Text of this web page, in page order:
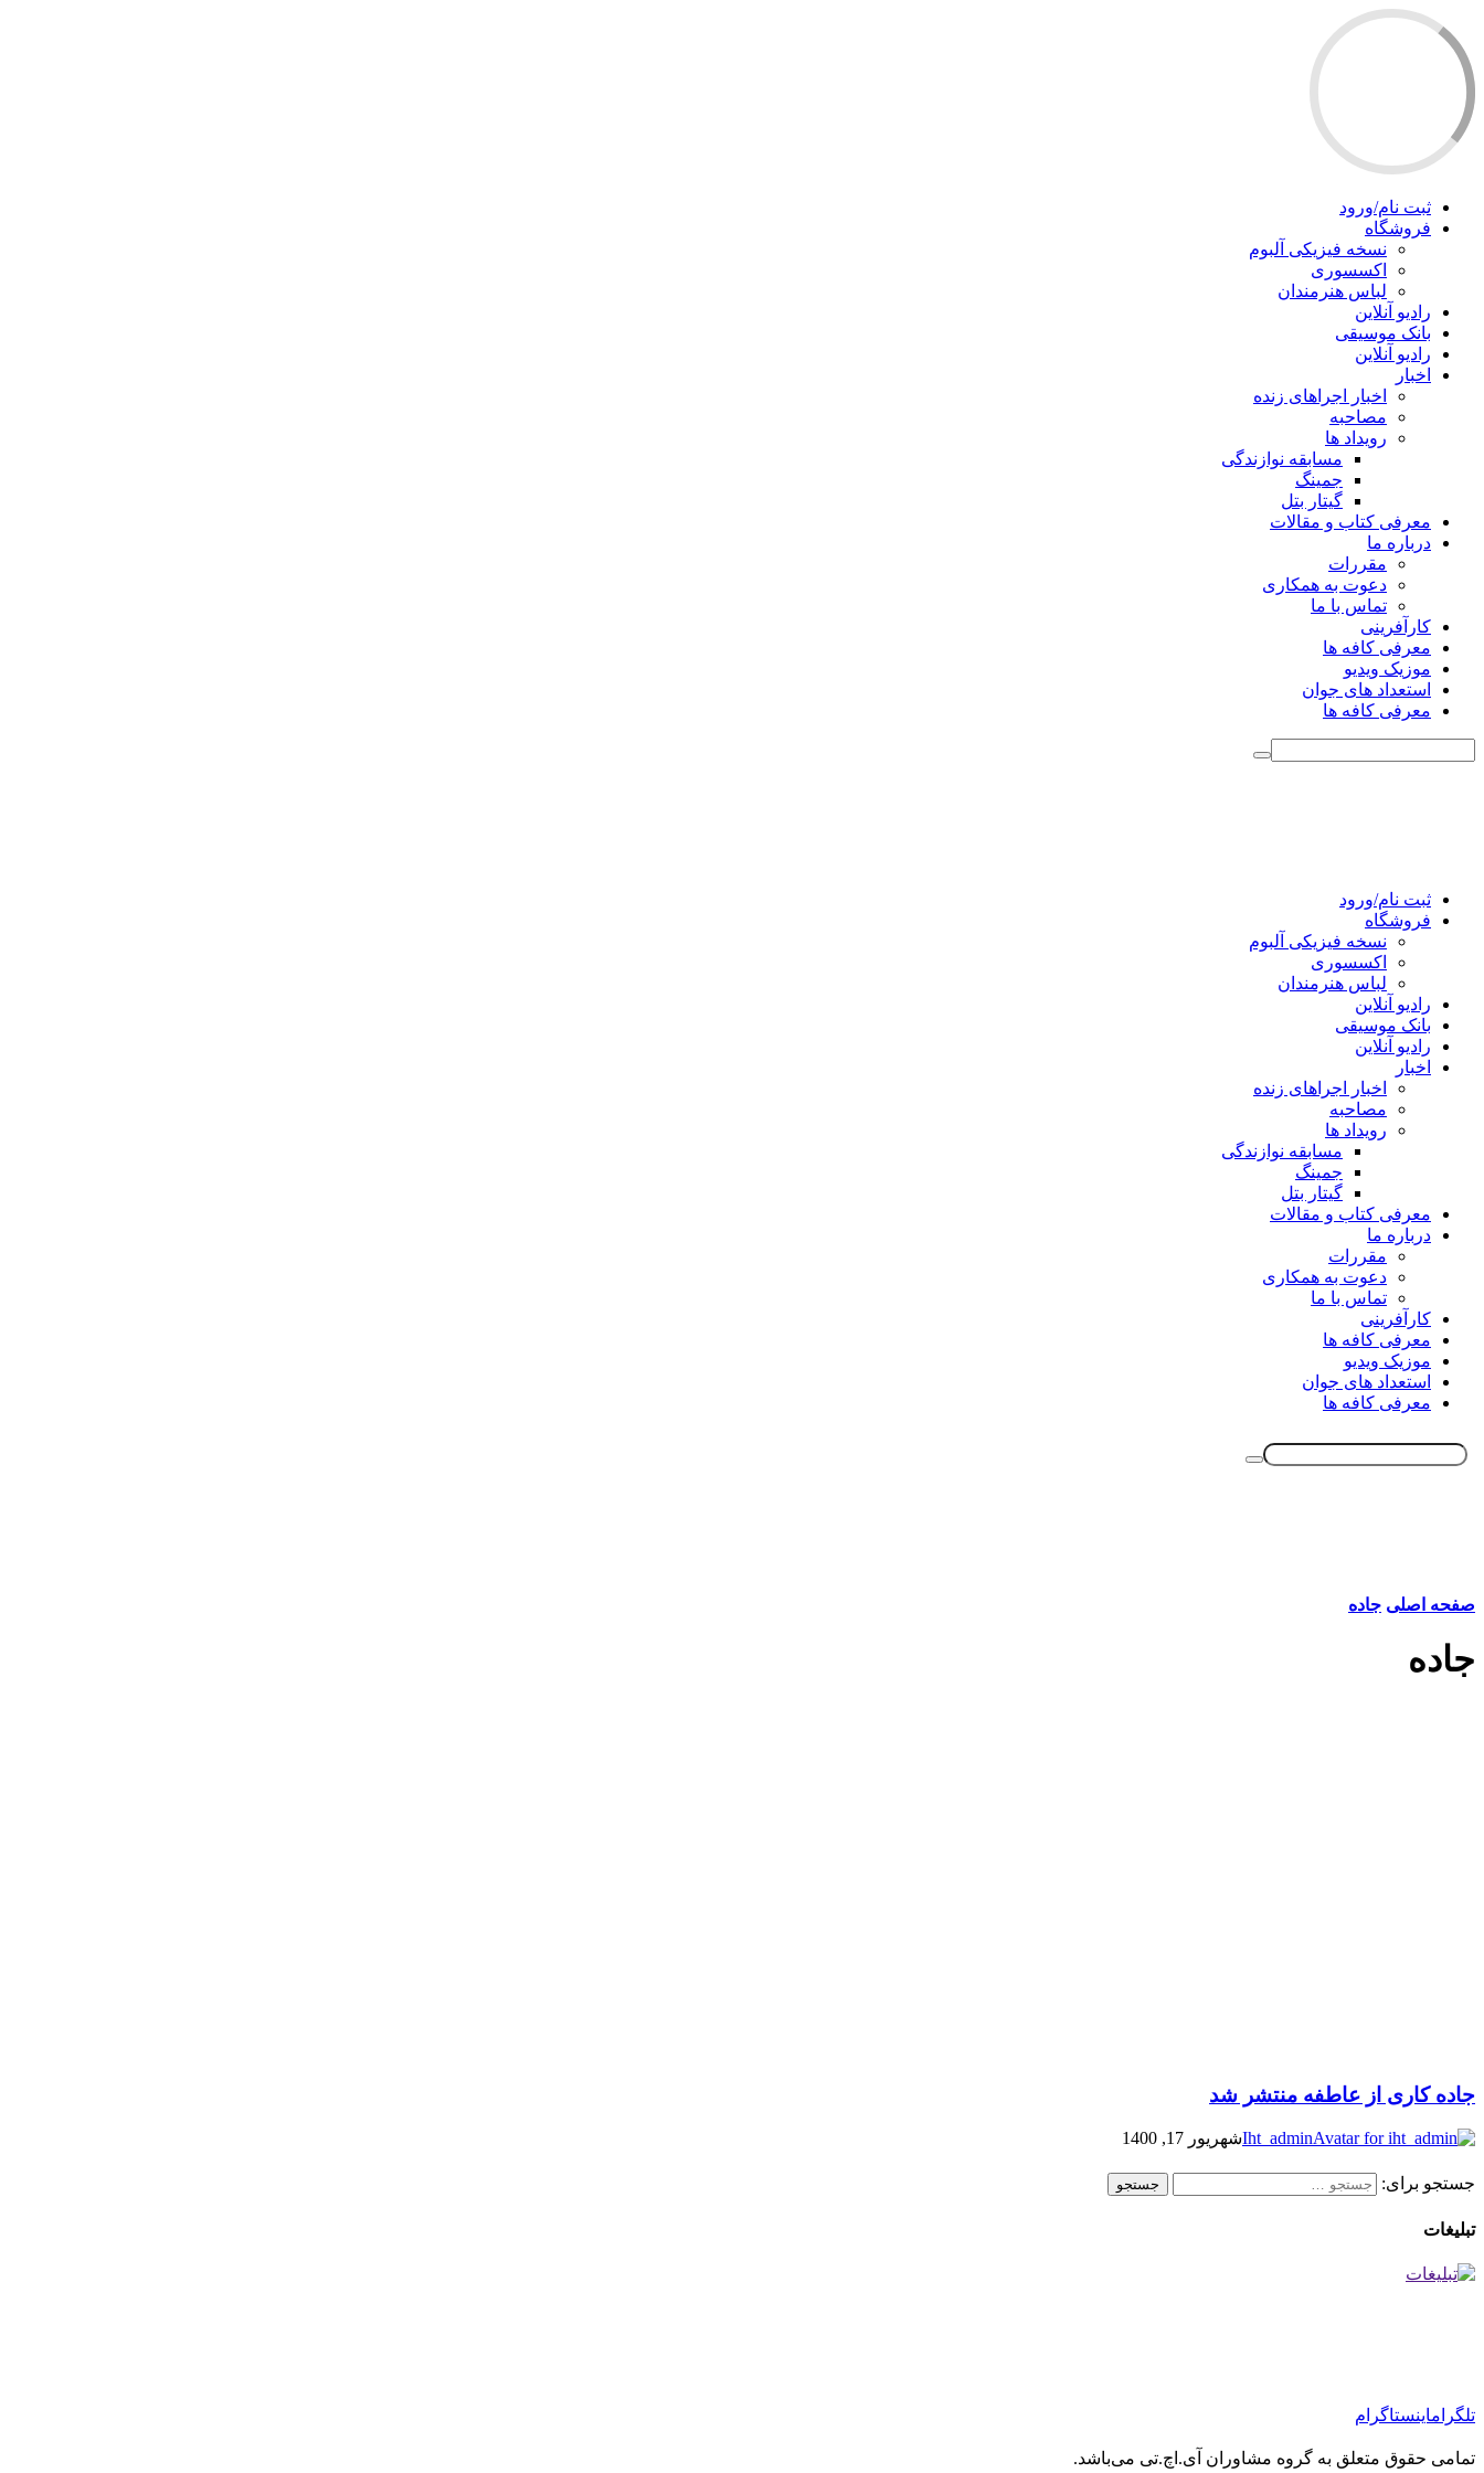
ثبت نام/ورود
فروشگاه
نسخه فیزیکی آلبوم
اکسسوری
لباس هنرمندان
رادیو آنلاین
بانک موسیقی
رادیو آنلاین
اخبار
اخبار اجراهای زنده
مصاحبه
رویداد ها
مسابقه نوازندگی
جمینگ
گیتار بتل
معرفی کتاب و مقالات
درباره ما
مقررات
دعوت به همکاری
تماس با ما
کارآفرینی
معرفی کافه ها
موزیک ویدیو
استعداد های جوان
معرفی کافه ها
ثبت نام/ورود
فروشگاه
نسخه فیزیکی آلبوم
اکسسوری
لباس هنرمندان
رادیو آنلاین
بانک موسیقی
رادیو آنلاین
اخبار
اخبار اجراهای زنده
مصاحبه
رویداد ها
مسابقه نوازندگی
جمینگ
گیتار بتل
معرفی کتاب و مقالات
درباره ما
مقررات
دعوت به همکاری
تماس با ما
کارآفرینی
معرفی کافه ها
موزیک ویدیو
استعداد های جوان
معرفی کافه ها
صفحه اصلی جاده
جاده
جاده کاری از عاطفه منتشر شد
Iht_adminشهریور 17, 1400
جستجو برای:
تبلیغات
تلگراماینستاگرام
تمامی حقوق متعلق به گروه مشاوران آی.اچ.تی می‌باشد.